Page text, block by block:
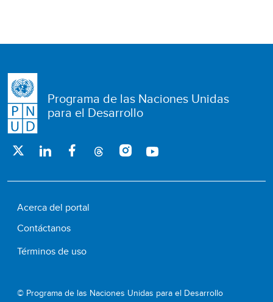
Programa de las Naciones Unidas
para el Desarrollo
© Programa de las Naciones Unidas para el Desarrollo
Acerca del portal
Contáctanos
Términos de uso